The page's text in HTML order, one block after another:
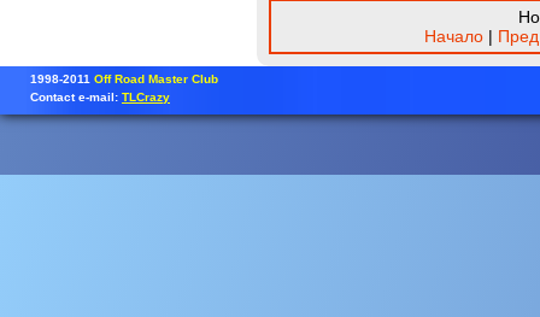
Начало|
1998-2011 Off Road Master Club
Contact e-mail: TLCrazy